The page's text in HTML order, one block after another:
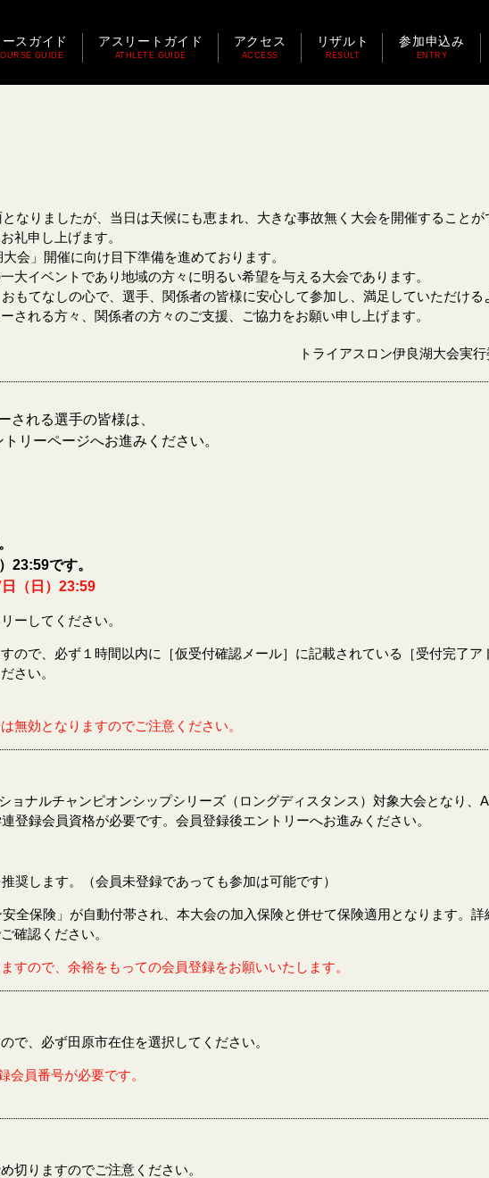
ースガイド
GUIDE
アスリートガイド
ATHLETE GUIDE
アクセス
ACCESS
リザルト
RESULT
参加申込み
ENTRY
なりましたが、当日は天候にも恵まれ、大きな事故無く大会を開催することが
礼申し上げます。
会」開催に向け目下準備を進めております。
イベントであり地域の方々に明るい希望を与える大会であります。
もてなしの心で、選手、関係者の皆様に安心して参加し、満足していただける
される方々、関係者の方々のご支援、ご協力をお願い申し上げます。
トライアスロン伊良湖大会実
される選手の皆様は、
リーページへお進みください。
23:59です。
（日）23:59
ーしてください。
ので、必ず１時間以内に［仮受付確認メール］に記載されている［受付完了ア
さい。
無効となりますのでご注意ください。
ョナルチャンピオンシップシリーズ（ロングディスタンス）対象大会となり、
登録会員資格が必要です。会員登録後エントリーへお進みください。
奨します。（会員未登録であっても参加は可能です）
全保険」が自動付帯され、本大会の加入保険と併せて保険適用となります。詳
確認ください。
ので、余裕をもっての会員登録をお願いいたします。
で、必ず田原市在住を選択してください。
員番号が必要です。
切りますのでご注意ください。